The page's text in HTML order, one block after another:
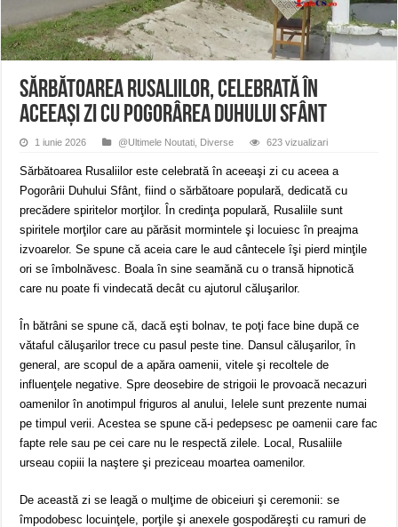
ANUNŢ OPRIRE APĂ în CARANSEBEȘ avarie
ANUNȚ OPRIRE APĂ în Reșița, cartier Țerova – avarie – 04.08.2026
Sărbătoarea Rusaliilor, celebrată în
aceeași zi cu Pogorârea Duhului Sfânt
1 iunie 2026 @Ultimele Noutati Diverse 623 vizualizari
Sărbătoarea Rusaliilor este celebrată în aceeaşi zi cu aceea a
Pogorârii Duhului Sfânt, fiind o sărbătoare populară, dedicată cu
precădere spiritelor morţilor. În credinţa populară, Rusaliile sunt
spiritele morţilor care au părăsit mormintele şi locuiesc în preajma
izvoarelor. Se spune că aceia care le aud cântecele îşi pierd minţile
ori se îmbolnăvesc. Boala în sine seamănă cu o transă hipnotică
care nu poate fi vindecată decât cu ajutorul căluşarilor.
În bătrâni se spune că, dacă eşti bolnav, te poţi face bine după ce
vătaful căluşarilor trece cu pasul peste tine. Dansul căluşarilor, în
general, are scopul de a apăra oamenii, vitele şi recoltele de
influenţele negative. Spre deosebire de strigoii le provoacă necazuri
oamenilor în anotimpul friguros al anului, Ielele sunt prezente numai
pe timpul verii. Acestea se spune că-i pedepsesc pe oamenii care fac
fapte rele sau pe cei care nu le respectă zilele. Local, Rusaliile
urseau copiii la naştere şi preziceau moartea oamenilor.
De această zi se leagă o mulţime de obiceiuri şi ceremonii: se
împodobesc locuinţele, porţile şi anexele gospodăreşti cu ramuri de